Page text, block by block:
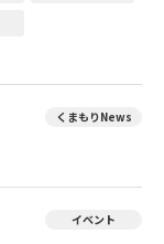
くまもりNews
イベント